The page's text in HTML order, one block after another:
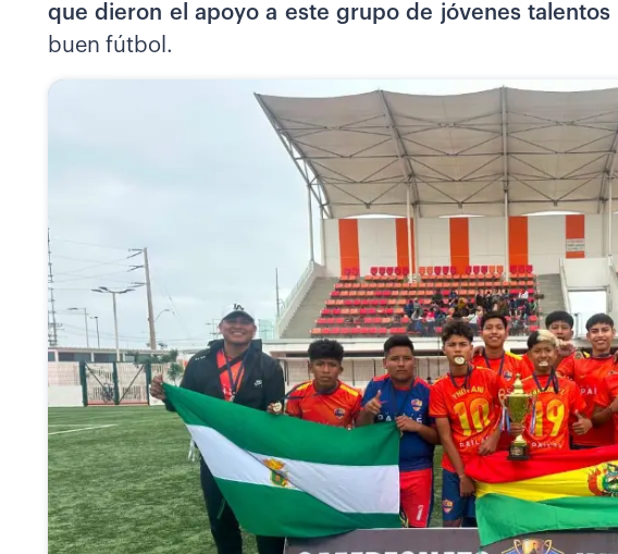
que dieron el apoyo a este grupo de jóvenes talentos
buen fútbol.